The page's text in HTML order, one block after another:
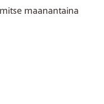
maanantaina